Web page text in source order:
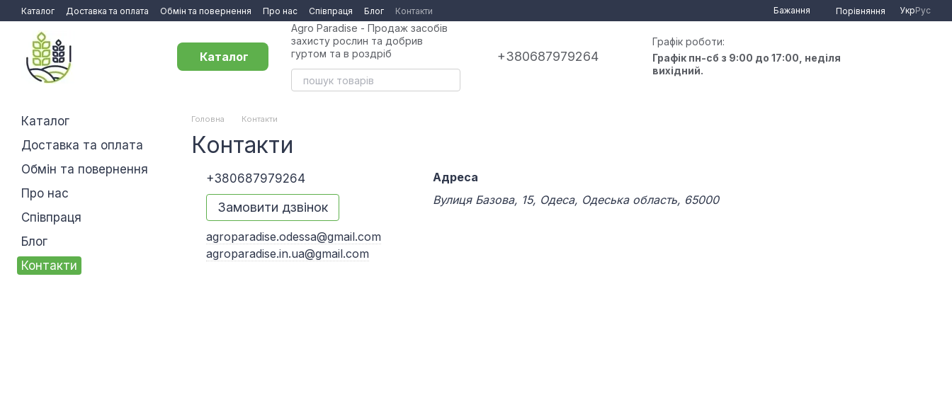
Перейти до основного контенту
Каталог Доставка та оплата Обмін та повернення Про нас Співпраця Блог Контакти Бажання Порівняння УкрРус
Каталог
Agro Paradise - Продаж засобів
захисту рослин та добрив
гуртом та в роздріб
+380687979264
Графік роботи:
Графік пн-сб з 9:00 до 17:00, неділя
вихідний.
Головна Контакти
Контакти
+380687979264
Замовити дзвінок
agroparadise.odessa@gmail.com
agroparadise.in.ua@gmail.com
Адреса
Вулиця Базова, 15, Одеса, Одеська область, 65000
Каталог
Доставка та оплата
Обмін та повернення
Про нас
Співпраця
Блог
Контакти